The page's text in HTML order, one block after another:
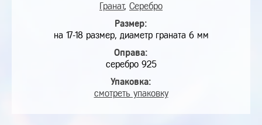
Гранат, Серебро
Размер:
на 17-18 размер, диаметр граната 6 мм
Оправа:
серебро 925
Упаковка:
смотреть упаковку